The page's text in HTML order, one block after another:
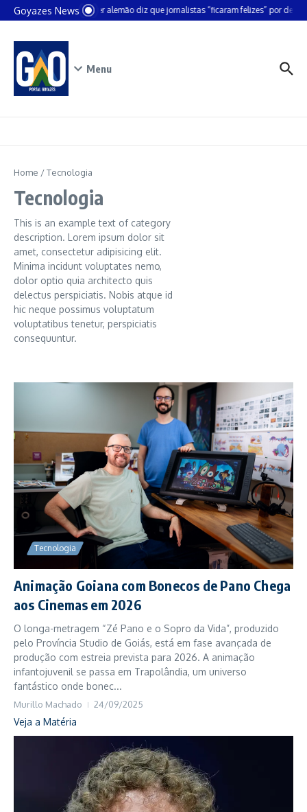
Ir para o conteúdo
Goyazes NewsChanceler alemão diz que jornalistas “ficaram felizes” por deixar
Menu
Home /Tecnologia
Tecnologia
This is an example text of category
description. Lorem ipsum dolor sit
amet, consectetur adipisicing elit.
Minima incidunt voluptates nemo,
dolor optio quia architecto quis
delectus perspiciatis. Nobis atque id
hic neque possimus voluptatum
voluptatibus tenetur, perspiciatis
consequuntur.
Tecnologia
Animação Goiana com Bonecos de Pano Chega
aos Cinemas em 2026
O longa-metragem “Zé Pano e o Sopro da Vida”, produzido
pelo Província Studio de Goiás, está em fase avançada de
produção com estreia prevista para 2026. A animação
infantojuvenil se passa em Trapolândia, um universo
fantástico onde bonec...
Murillo Machado 24/09/2025
Veja a Matéria